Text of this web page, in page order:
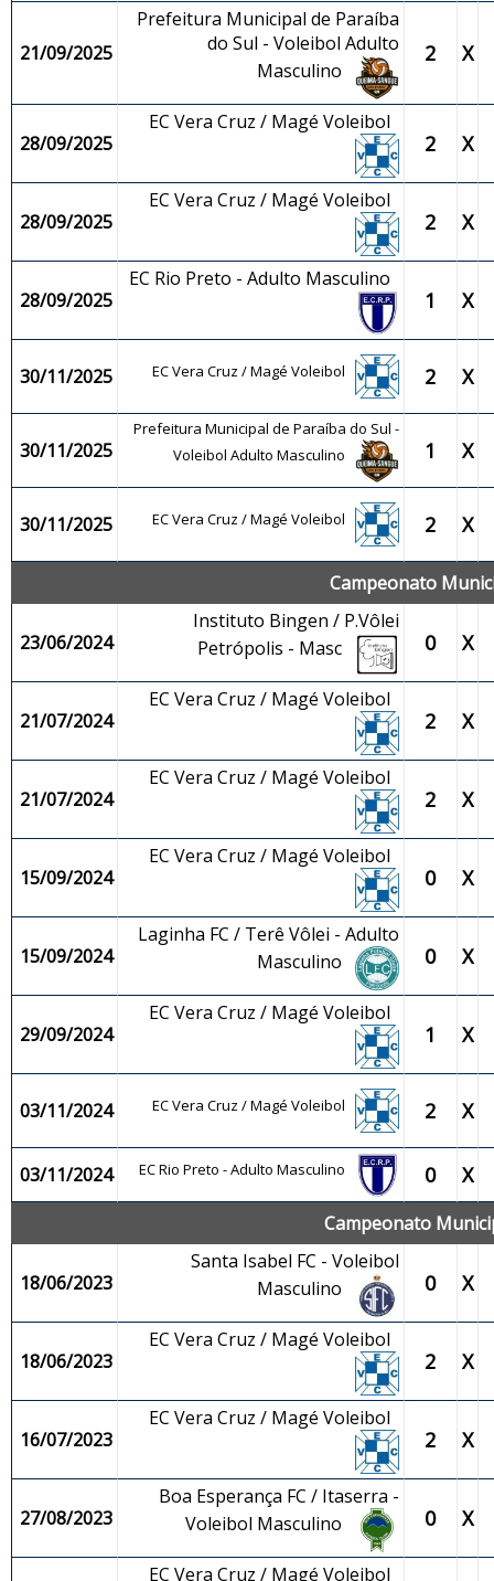
21/09/2025
Prefeitura Municipal de Paraíba
do Sul - Voleibol Adulto
Masculino
2 X
28/09/2025
EC Vera Cruz / Magé Voleibol
2 X
28/09/2025
EC Vera Cruz / Magé Voleibol
2 X
28/09/2025
EC Rio Preto - Adulto Masculino
1 X
30/11/2025 EC Vera Cruz / Magé Voleibol 2 X
30/11/2025
Prefeitura Municipal de Paraíba do Sul -
Voleibol Adulto Masculino
1 X
30/11/2025 EC Vera Cruz / Magé Voleibol 2 X
Campeonato
23/06/2024
Instituto Bingen / P.Vôlei
Petrópolis - Masc
0 X
21/07/2024
EC Vera Cruz / Magé Voleibol
2 X
21/07/2024
EC Vera Cruz / Magé Voleibol
2 X
15/09/2024
EC Vera Cruz / Magé Voleibol
0 X
15/09/2024
Laginha FC / Terê Vôlei - Adulto
Masculino
0 X
29/09/2024
EC Vera Cruz / Magé Voleibol
1 X
03/11/2024 EC Vera Cruz / Magé Voleibol 2 X
03/11/2024 EC Rio Preto - Adulto Masculino 0 X
Campeonato
18/06/2023
Santa Isabel FC - Voleibol
Masculino
0 X
18/06/2023
EC Vera Cruz / Magé Voleibol
2 X
16/07/2023
EC Vera Cruz / Magé Voleibol
2 X
27/08/2023
Boa Esperança FC / Itaserra -
Voleibol Masculino
0 X
EC Vera Cruz / Magé Voleibol